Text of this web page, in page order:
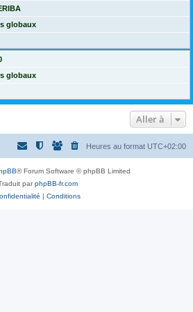
globaux
globaux
Aller à
Heures au format UTC+02:00
® Forum Software © phpBB Limited
parphpBB-fr.com
| Conditions